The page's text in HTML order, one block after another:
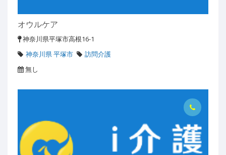
オウルケア
神奈川県平塚市高根16-1
神奈川県 平塚市
訪問介護
無し